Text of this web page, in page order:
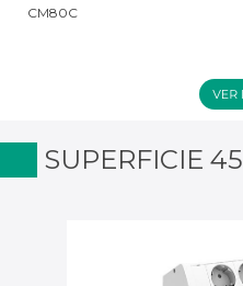
CM80C
SUPERFICIE 45